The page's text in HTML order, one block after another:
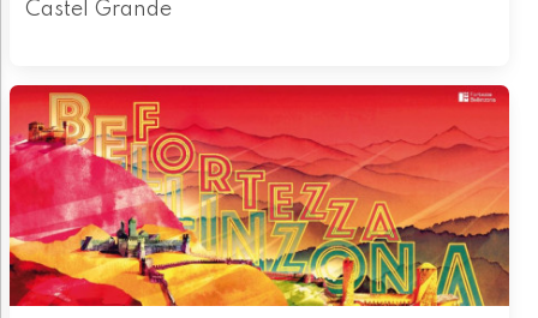
Castel Grande